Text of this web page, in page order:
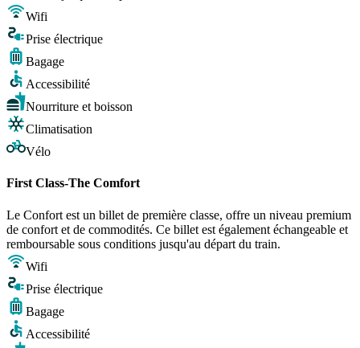
Wifi
Prise électrique
Bagage
Accessibilité
Nourriture et boisson
Climatisation
Vélo
First Class-The Comfort
Le Confort est un billet de première classe, offre un niveau premium
de confort et de commodités. Ce billet est également échangeable et
remboursable sous conditions jusqu'au départ du train.
Wifi
Prise électrique
Bagage
Accessibilité